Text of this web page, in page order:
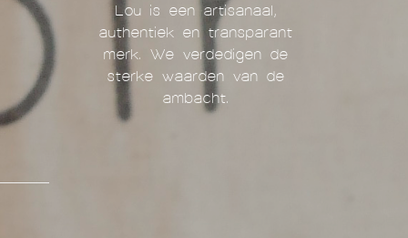
Lou is een artisanaal,
authentiek en transparant
merk. We verdedigen de
sterke waarden van de
ambacht.